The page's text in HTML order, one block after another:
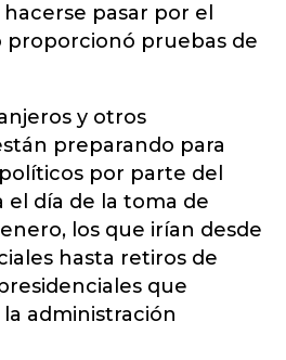
pasar por el
proporcionó pruebas de
y otros
preparando para
por parte del
día de la toma de
los que irían desde
hasta retiros de
que
administración